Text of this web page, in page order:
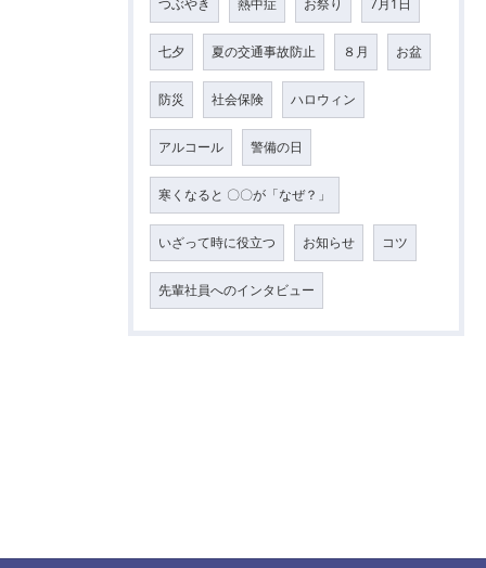
つぶやき 熱中症 お祭り 7月1日
七夕 夏の交通事故防止 ８月 お盆
防災 社会保険 ハロウィン
アルコール 警備の日
寒くなると 〇〇が「なぜ？」
いざって時に役立つ お知らせ コツ
先輩社員へのインタビュー